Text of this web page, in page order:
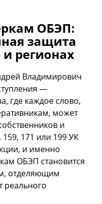
ОБЭП:
защита
регионах
Владимирович
—
где каждое слово,
может
и
159, 171 или 199 УК
и именно
ОБЭП становится
отделяющим
реального